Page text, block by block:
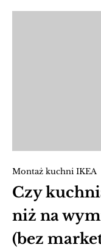
Montaż kuchni IKEA
Czy
niż na
(bez